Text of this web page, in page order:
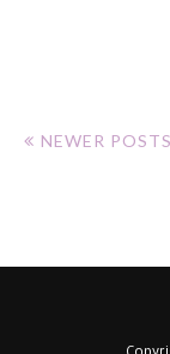
NEWER POSTS